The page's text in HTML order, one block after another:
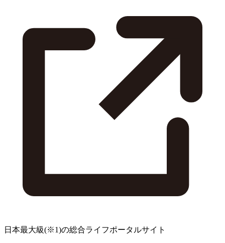
日本最大級(※1)の総合ライフポータルサイト